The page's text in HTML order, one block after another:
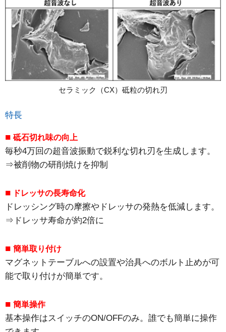
セラミック（CX）砥粒の切れ刃
特長
■ 砥石切れ味の向上
毎秒4万回の超音波振動で鋭利な切れ刃を生成します。
⇒被削物の研削焼けを抑制
■ ドレッサの長寿命化
ドレッシング時の摩擦やドレッサの発熱を低減します。
⇒ドレッサ寿命が約2倍に
■ 簡単取り付け
マグネットテーブルへの設置や治具へのボルト止めが可
能で取り付けが簡単です。
■ 簡単操作
基本操作はスイッチのON/OFFのみ。誰でも簡単に操作